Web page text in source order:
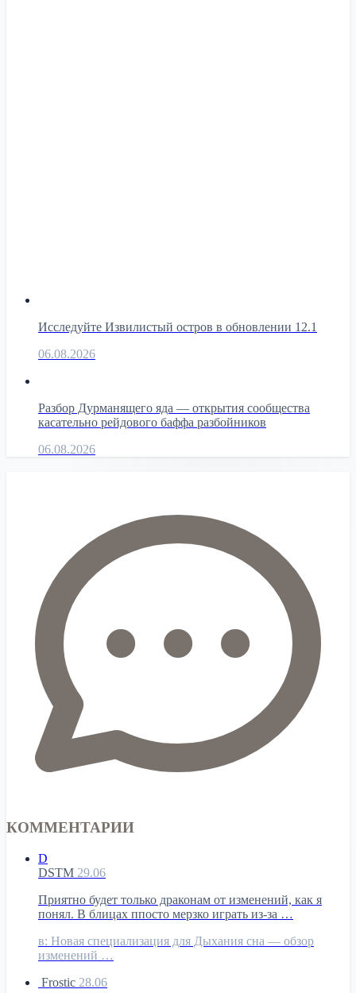
Исследуйте Извилистый остров в обновлении 12.1
06.08.2026
Разбор Дурманящего яда — открытия сообщества
касательно рейдового баффа разбойников
06.08.2026
КОММЕНТАРИИ
D
DSTM 29.06
Приятно будет только драконам от изменений, как я
понял. В блицах ппосто мерзко играть из-за …
в: Новая специализация для Дыхания сна — обзор
изменений …
Frostic 28.06